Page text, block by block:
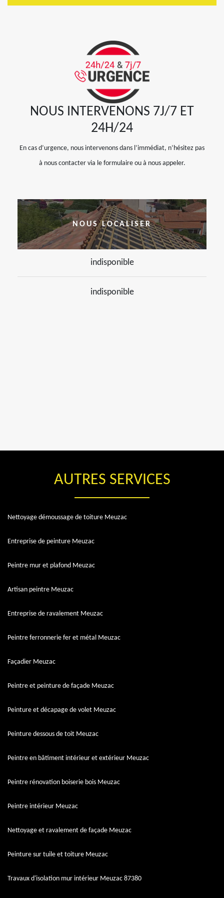
NOUS INTERVENONS 7J/7 ET
24H/24
En cas d’urgence, nous intervenons dans l’immédiat, n’hésitez pas
à nous contacter via le formulaire ou à nous appeler.
NOUS LOCALISER
indisponible
indisponible
AUTRES SERVICES
Nettoyage démoussage de toiture Meuzac
Entreprise de peinture Meuzac
Peintre mur et plafond Meuzac
Artisan peintre Meuzac
Entreprise de ravalement Meuzac
Peintre ferronnerie fer et métal Meuzac
Façadier Meuzac
Peintre et peinture de façade Meuzac
Peinture et décapage de volet Meuzac
Peinture dessous de toit Meuzac
Peintre en bâtiment intérieur et extérieur Meuzac
Peintre rénovation boiserie bois Meuzac
Peintre intérieur Meuzac
Nettoyage et ravalement de façade Meuzac
Peinture sur tuile et toiture Meuzac
Travaux d'isolation mur intérieur Meuzac 87380